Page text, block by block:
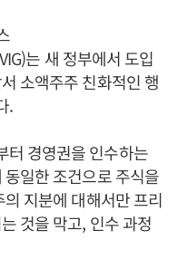
는 새 정부에서 도입
소액주주 친화적인 행
.
터 경영권을 인수하는
일한 조건으로 주식을
지분에 대해서만 프리
것을 막고, 인수 과정